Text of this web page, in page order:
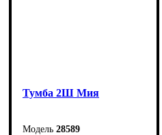
Тумба 2Ш Мия
28589